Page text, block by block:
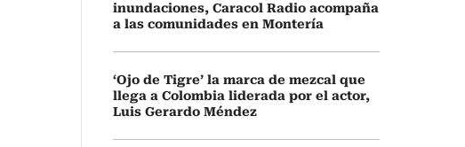
inundaciones, Caracol Radio acompaña
a las comunidades en Montería
‘Ojo de Tigre’ la marca de mezcal que
llega a Colombia liderada por el actor,
Luis Gerardo Méndez